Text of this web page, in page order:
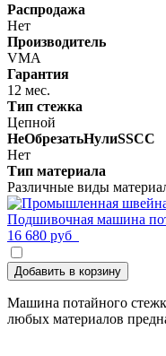
Распродажа
Нет
Производитель
VMA
Гарантия
12 мес.
Тип стежка
Цепной
НеОбрезатьНулиSSCC
Нет
Тип материала
Различные виды
Подшивочная машина
16 680 руб
Добавить в корзину
Машина потайного
любых материалов